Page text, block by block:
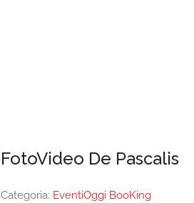
FotoVideo De Pascalis
Categoria: EventiOggi BooKing